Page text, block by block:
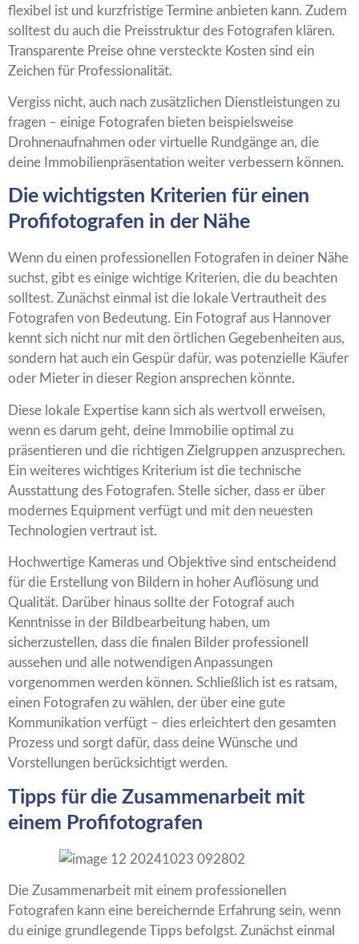
flexibel ist und kurzfristige Termine anbieten kann. Zudem
solltest du auch die Preisstruktur des Fotografen klären.
Transparente Preise ohne versteckte Kosten sind ein
Zeichen für Professionalität.
Vergiss nicht, auch nach zusätzlichen Dienstleistungen zu
fragen – einige Fotografen bieten beispielsweise
Drohnenaufnahmen oder virtuelle Rundgänge an, die
deine Immobilienpräsentation weiter verbessern können.
Die wichtigsten Kriterien für einen
Profifotografen in der Nähe
Wenn du einen professionellen Fotografen in deiner Nähe
suchst, gibt es einige wichtige Kriterien, die du beachten
solltest. Zunächst einmal ist die lokale Vertrautheit des
Fotografen von Bedeutung. Ein Fotograf aus Hannover
kennt sich nicht nur mit den örtlichen Gegebenheiten aus,
sondern hat auch ein Gespür dafür, was potenzielle Käufer
oder Mieter in dieser Region ansprechen könnte.
Diese lokale Expertise kann sich als wertvoll erweisen,
wenn es darum geht, deine Immobilie optimal zu
präsentieren und die richtigen Zielgruppen anzusprechen.
Ein weiteres wichtiges Kriterium ist die technische
Ausstattung des Fotografen. Stelle sicher, dass er über
modernes Equipment verfügt und mit den neuesten
Technologien vertraut ist.
Hochwertige Kameras und Objektive sind entscheidend
für die Erstellung von Bildern in hoher Auflösung und
Qualität. Darüber hinaus sollte der Fotograf auch
Kenntnisse in der Bildbearbeitung haben, um
sicherzustellen, dass die finalen Bilder professionell
aussehen und alle notwendigen Anpassungen
vorgenommen werden können. Schließlich ist es ratsam,
einen Fotografen zu wählen, der über eine gute
Kommunikation verfügt – dies erleichtert den gesamten
Prozess und sorgt dafür, dass deine Wünsche und
Vorstellungen berücksichtigt werden.
Tipps für die Zusammenarbeit mit
einem Profifotografen
Die Zusammenarbeit mit einem professionellen
Fotografen kann eine bereichernde Erfahrung sein, wenn
du einige grundlegende Tipps befolgst. Zunächst einmal